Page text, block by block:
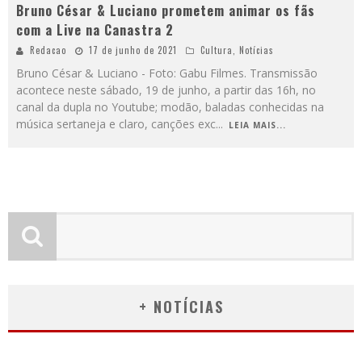
Bruno César & Luciano prometem animar os fãs
com a Live na Canastra 2
Redacao 17 de junho de 2021 Cultura, Notícias
Bruno César & Luciano - Foto: Gabu Filmes. Transmissão
acontece neste sábado, 19 de junho, a partir das 16h, no
canal da dupla no Youtube; modão, baladas conhecidas na
música sertaneja e claro, canções exc... LEIA MAIS...
+ NOTÍCIAS